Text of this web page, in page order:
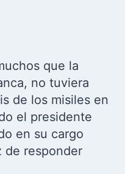
que la
no tuviera
de los misiles en
el presidente
en su cargo
de responder